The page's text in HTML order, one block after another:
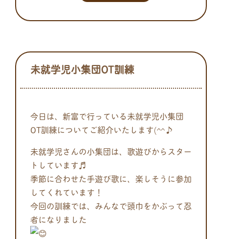
未就学児小集団OT訓練
今日は、 新富で行っている未就学児小集団
OT訓練についてご紹介いたします(^^♪
未就学児さんの小集団は、歌遊びからスター
トしています♬
季節に合わせた手遊び歌に、楽しそうに参加
してくれています！
今回の訓練では、みんなで頭巾をかぶって忍
者になりました